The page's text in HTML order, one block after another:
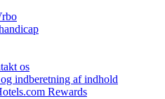
os
indberetning af indhold
Rewards